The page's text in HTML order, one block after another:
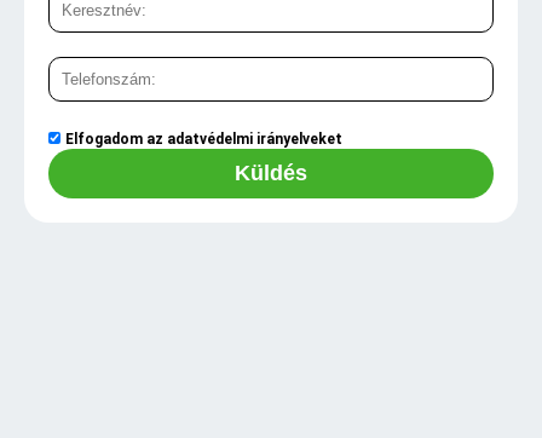
Elfogadom az adatvédelmi irányelveket
Küldés